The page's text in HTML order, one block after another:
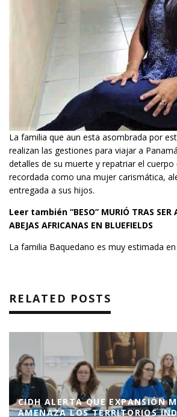
La familia que aun esta asombrada por
realizan las gestiones para viajar a
detalles de su muerte y repatriar el cuerpo
recordada como una mujer carismática,
entregada a sus hijos.
Leer también “BESO” MURIÓ TRAS
ABEJAS AFRICANAS EN BLUEFIELDS
La familia Baquedano es muy estimada
RELATED POSTS
EL BLUFF CELEBRA A LA